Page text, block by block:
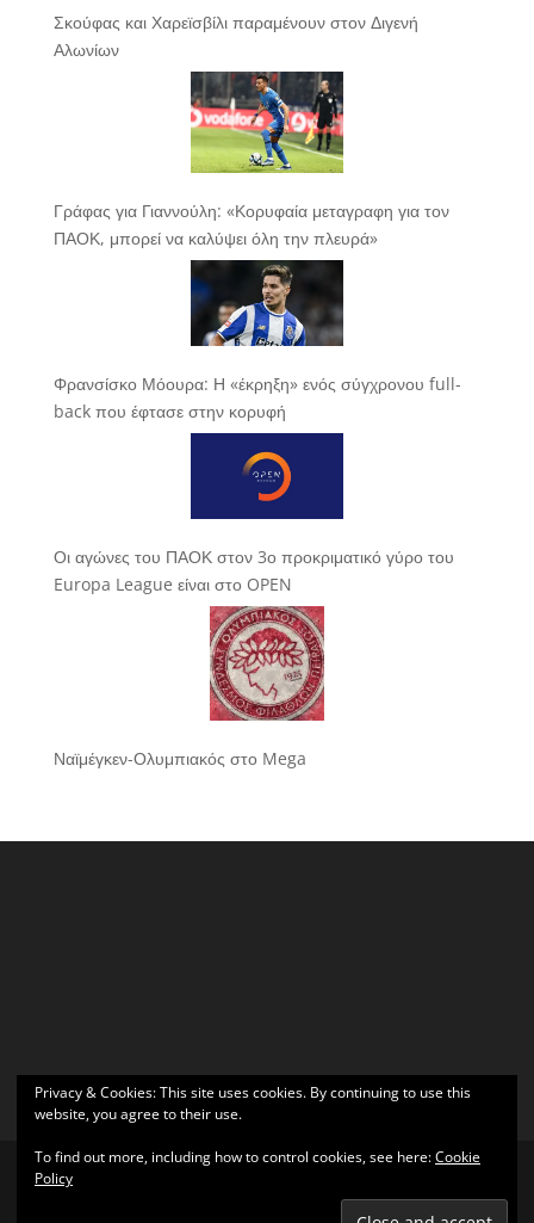
Σκούφας και Χαρεϊσβίλι παραμένουν στον Διγενή
Αλωνίων
Γράφας για Γιαννούλη: «Κορυφαία μεταγραφη για τον
ΠΑΟΚ, μπορεί να καλύψει όλη την πλευρά»
Φρανσίσκο Μόουρα: Η «έκρηξη» ενός σύγχρονου full-
back που έφτασε στην κορυφή
Οι αγώνες του ΠΑΟΚ στον 3ο προκριματικό γύρο του
Europa League είναι στο OPEN
Ναϊμέγκεν-Ολυμπιακός στο Mega
| Υποστηρίζεται από
Privacy & Cookies: This site uses cookies. By continuing to use this
website, you agree to their use.
To find out more, including how to control cookies, see here:Cookie
Policy